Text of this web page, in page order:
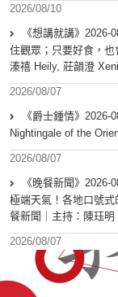
2026/08/10
《想講就講》
住觀眾；只要好食，
溱禧 Heily, 莊韻澄
2026/08/07
《爵士鍾情》
Nightingale of the
2026/08/07
《晚餐新聞》
極端天氣！各地口號
餐新聞｜主持：陳珏明
2026/08/07